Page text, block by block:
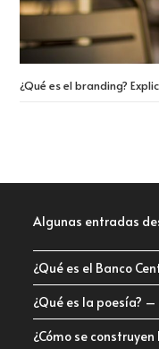
¿Qué es el branding?
Algunas entradas
¿Qué es el Banco
¿Qué es la poesía?
¿Cómo se